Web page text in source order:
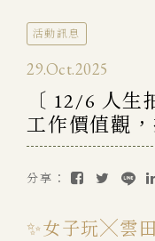
活動訊息
29.Oct.2025
〔 12/6 人
工作價值觀
分享：
✨女子玩╳雲